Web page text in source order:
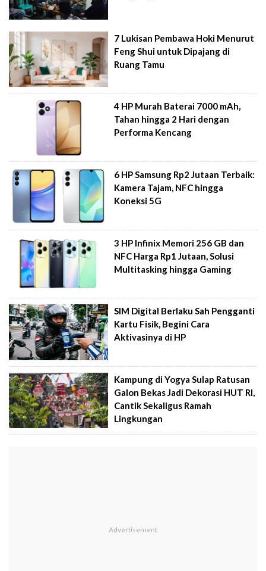
7 Lukisan Pembawa Hoki Menurut
Feng Shui untuk Dipajang di
Ruang Tamu
4 HP Murah Baterai 7000 mAh,
Tahan hingga 2 Hari dengan
Performa Kencang
6 HP Samsung Rp2 Jutaan Terbaik:
Kamera Tajam, NFC hingga
Koneksi 5G
3 HP Infinix Memori 256 GB dan
NFC Harga Rp1 Jutaan, Solusi
Multitasking hingga Gaming
SIM Digital Berlaku Sah Pengganti
Kartu Fisik, Begini Cara
Aktivasinya di HP
Kampung di Yogya Sulap Ratusan
Galon Bekas Jadi Dekorasi HUT RI,
Cantik Sekaligus Ramah
Lingkungan